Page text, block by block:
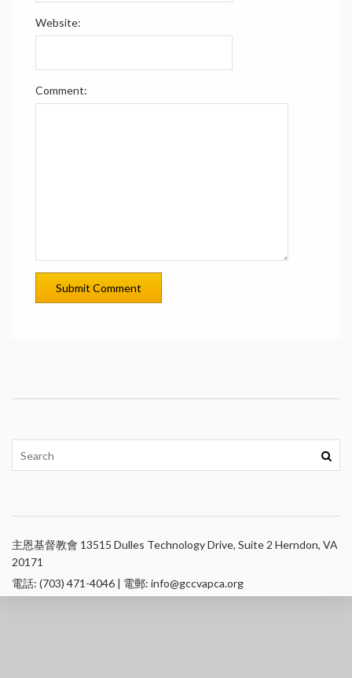
Website:
Comment:
主恩基督教會 13515 Dulles Technology Drive, Suite 2 Herndon, VA
20171
電話: (703) 471-4046 | 電郵: info@gccvapca.org